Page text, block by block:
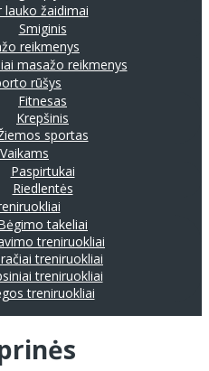
lauko žaidimai
Smiginis
reikmenys
masažo reikmenys
rūšys
Fitnesas
Krepšinis
sportas
Vaikams
Paspirtukai
Riedlentės
takeliai
treniruokliai
treniruokliai
treniruokliai
treniruokliai